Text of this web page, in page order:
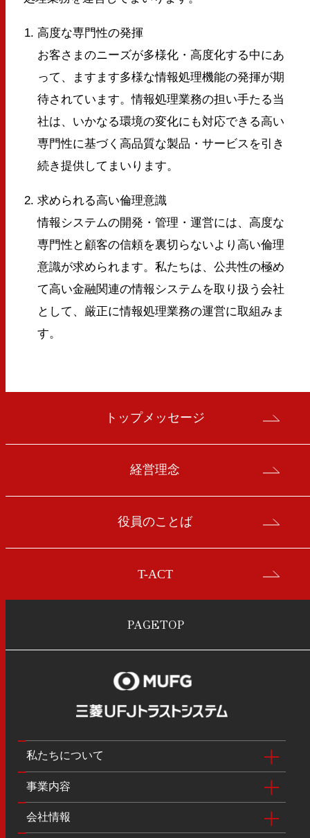
高度な専門性の発揮
お客さまのニーズが多様化・高度化する中にあ
って、ますます多様な情報処理機能の発揮が期
待されています。情報処理業務の担い手たる当
社は、いかなる環境の変化にも対応できる高い
専門性に基づく高品質な製品・サービスを引き
続き提供してまいります。
求められる高い倫理意識
情報システムの開発・管理・運営には、高度な
専門性と顧客の信頼を裏切らないより高い倫理
意識が求められます。私たちは、公共性の極め
て高い金融関連の情報システムを取り扱う会社
として、厳正に情報処理業務の運営に取組みま
す。
トップメッセージ
経営理念
役員のことば
T-ACT
PAGETOP
私たちについて
事業内容
会社情報